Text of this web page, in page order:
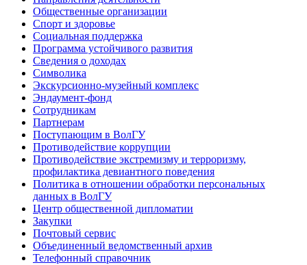
Общественные организации
Спорт и здоровье
Социальная поддержка
Программа устойчивого развития
Сведения о доходах
Символика
Экскурсионно-музейный комплекс
Эндаумент-фонд
Сотрудникам
Партнерам
Поступающим в ВолГУ
Противодействие коррупции
Противодействие экстремизму и терроризму,
профилактика девиантного поведения
Политика в отношении обработки персональных
данных в ВолГУ
Центр общественной дипломатии
Закупки
Почтовый сервис
Объединенный ведомственный архив
Телефонный справочник